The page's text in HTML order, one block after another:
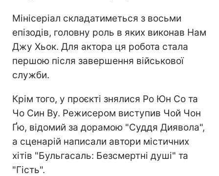
Мінісеріал складатиметься з восьми
епізодів, головну роль в яких виконав Нам
Джу Хьок. Для актора ця робота стала
першою після завершення військової
служби.
Крім того, у проєкті знялися Ро Юн Со та
Чо Син Ву. Режисером виступив Чой Чон
Ґю, відомий за дорамою "Суддя Диявола",
а сценарій написали автори містичних
хітів "Бульгасаль: Безсмертні душі" та
"Гість".